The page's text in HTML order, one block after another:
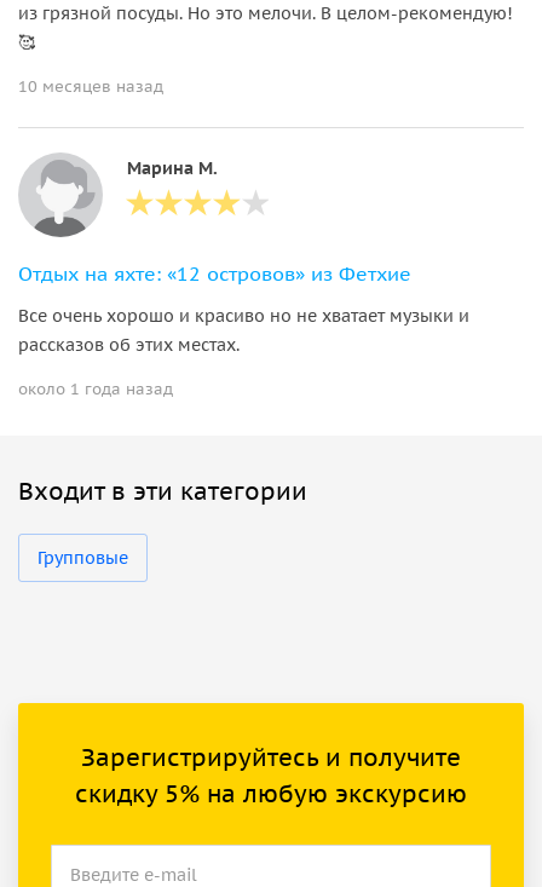
из грязной посуды. Но это мелочи. В целом-рекомендую!
🥰
10 месяцев назад
Марина М.
Отдых на яхте: «12 островов» из Фетхие
Все очень хорошо и красиво но не хватает музыки и
рассказов об этих местах.
около 1 года назад
Входит в эти категории
Групповые
Зарегистрируйтесь и получите
скидку 5% на любую экскурсию